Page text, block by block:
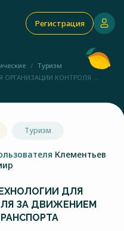
Регистрация
Туризм
КОНТРОЛЯ ...
Туризм
Клементьев
ДЛЯ
ЗА ДВИЖЕНИЕМ